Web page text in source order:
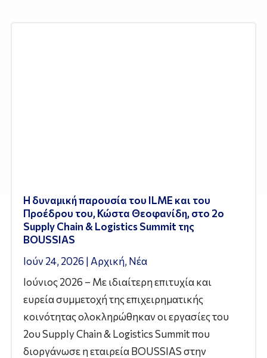
Η δυναμική παρουσία του ILME και του
Προέδρου του, Κώστα Θεοφανίδη, στο 2ο
Supply Chain & Logistics Summit της
BOUSSIAS
Ιούν 24, 2026 | Αρχική, Νέα
Ιούνιος 2026 – Με ιδιαίτερη επιτυχία και
ευρεία συμμετοχή της επιχειρηματικής
κοινότητας ολοκληρώθηκαν οι εργασίες του
2ου Supply Chain & Logistics Summit που
διοργάνωσε η εταιρεία BOUSSIAS στην